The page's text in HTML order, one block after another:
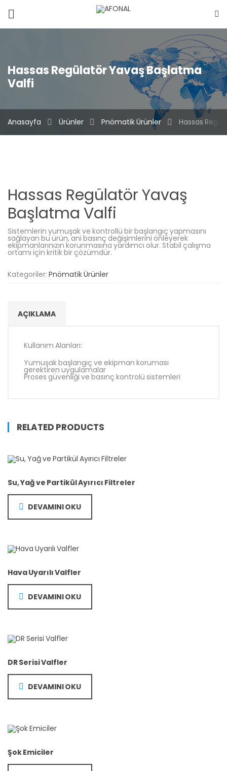
EVD
Mühendislik
Sistemler
Mağaza
İletişim
Türkçe ▼
Hassas Regülatör Yavaş Başlatma
Valfi
Anasayfa Ürünler Pnömatik Ürünler Hassas
Hassas Regülatör Yavaş
Başlatma Valfi
Sistemlerin yumuşak ve kontrollü bir başlangıç yapmasını
sağlayan bu ürün, ani basınç değişimlerini önleyerek
ekipmanlarınızın korunmasına yardımcı olur. Stabil çalışma
ortamı için kritik bir çözümdür.
Kategoriler: Pnömatik Ürünler
AÇIKLAMA
Kullanım Alanları:
Yumuşak başlangıç ve ekipman koruması
gerektiren uygulamalar
Proses güvenliği ve basınç kontrolü sistemleri
RELATED PRODUCTS
Su, Yağ ve Partikül Ayırıcı Filtreler
DEVAMINI OKU
Hava Uyarılı Valfler
DEVAMINI OKU
DR Serisi Valfler
DEVAMINI OKU
Şok Emiciler